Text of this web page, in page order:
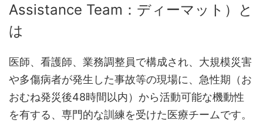
Assistance Team：ディーマット）と
は
医師、看護師、業務調整員で構成され、大規模災害
や多傷病者が発生した事故等の現場に、急性期（お
おむね発災後48時間以内）から活動可能な機動性
を有する、専門的な訓練を受けた医療チームです。